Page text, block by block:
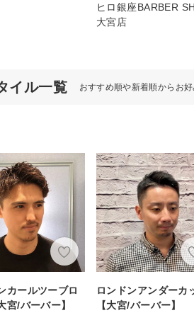
ヒロ銀座BARBER
大宮店
イル一覧 おすすめ順や新着順からお
カールツーブロ
宮/バーバー】
ロンドンアンダーカ
【大宮/バーバー】